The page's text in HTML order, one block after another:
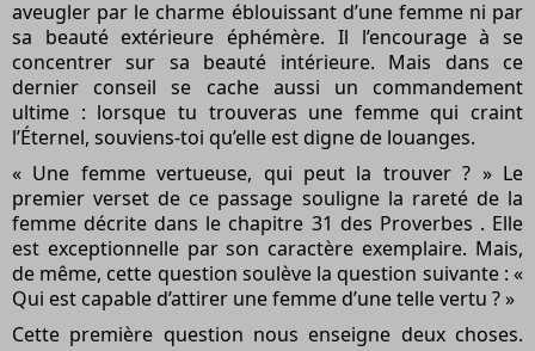
aveugler par le charme éblouissant d’une femme ni par
sa beauté extérieure éphémère. Il l’encourage à se
concentrer sur sa beauté intérieure. Mais dans ce
dernier conseil se cache aussi un commandement
ultime : lorsque tu trouveras une femme qui craint
l’Éternel, souviens-toi qu’elle est digne de louanges.
« Une femme vertueuse, qui peut la trouver ? » Le
premier verset de ce passage souligne la rareté de la
femme décrite dans le chapitre 31 des Proverbes . Elle
est exceptionnelle par son caractère exemplaire. Mais,
de même, cette question soulève la question suivante : «
Qui est capable d’attirer une femme d’une telle vertu ? »
Cette première question nous enseigne deux choses.